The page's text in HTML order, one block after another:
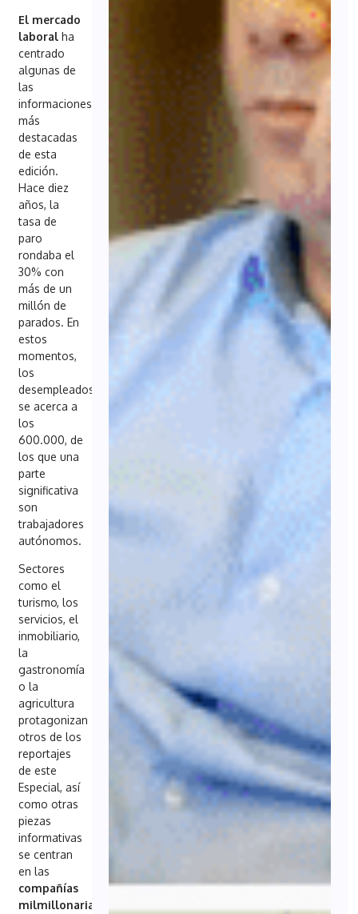
El mercado
laboral ha
centrado
algunas de
las
informaciones
más
destacadas
de esta
edición.
Hace diez
años, la
tasa de
paro
rondaba el
30% con
más de un
millón de
parados. En
estos
momentos,
los
desempleados
se acerca a
los
600.000, de
los que una
parte
significativa
son
trabajadores
autónomos.
Sectores
como el
turismo, los
servicios, el
inmobiliario,
la
gastronomía
o la
agricultura
protagonizan
otros de los
reportajes
de este
Especial, así
como otras
piezas
informativas
se centran
en las
compañías
milmillonarias